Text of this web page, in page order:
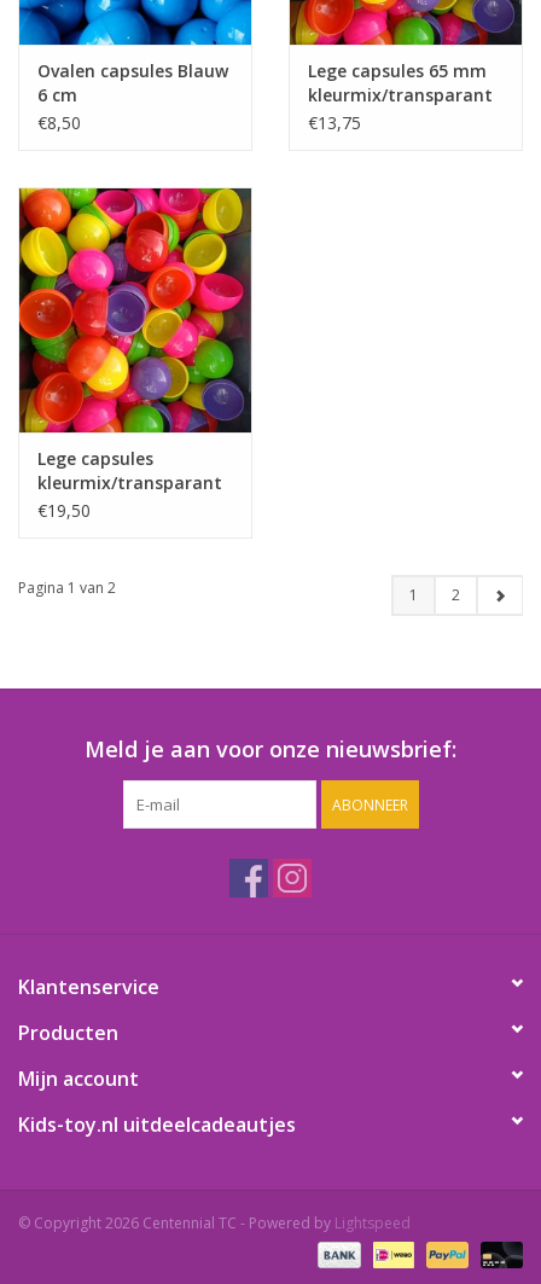
Ovalen capsules Blauw
6 cm
€8,50
Lege capsules 65 mm
kleurmix/transparant
50 st,
€13,75
Lege capsules
kleurmix/transparant
50 mm 100 st,
€19,50
Pagina 1 van 2 1 2
Meld je aan voor onze nieuwsbrief:
ABONNEER
Klantenservice
Producten
Mijn account
Kids-toy.nl uitdeelcadeautjes
© Copyright 2026 Centennial TC - Powered by Lightspeed